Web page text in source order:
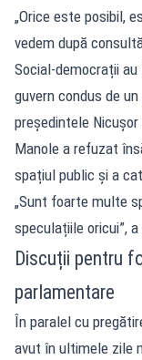
„Orice este posibil,
vedem după
Social-democrații
guvern condus de
președintele
Manole a refuzat
spațiul public și a
„Sunt foarte multe
speculațiile oricui”,
Discuții pentru
parlamentare
În paralel cu
avut în ultimele zile